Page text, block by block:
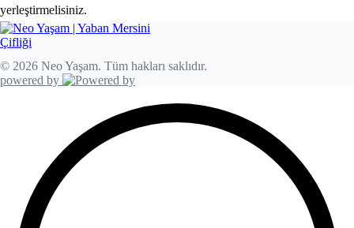
yerleştirmelisiniz.
© 2026 Neo Yaşam. Tüm hakları saklıdır.
powered by